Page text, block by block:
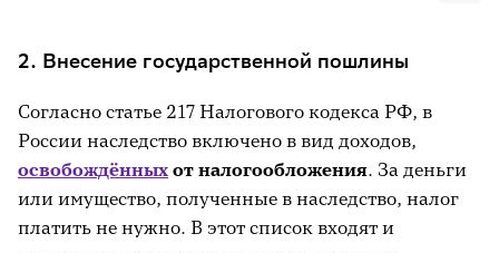
2. Внесение государственной пошлины
Согласно статье 217 Налогового кодекса РФ, в
России наследство включено в вид доходов,
освобождённых от налогообложения. За деньги
или имущество, полученные в наследство, налог
платить не нужно. В этот список входят и